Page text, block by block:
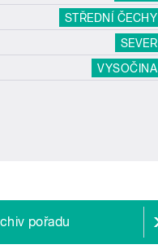
STŘEDNÍ ČECHY
SEVER
VYSOČINA
pořadu